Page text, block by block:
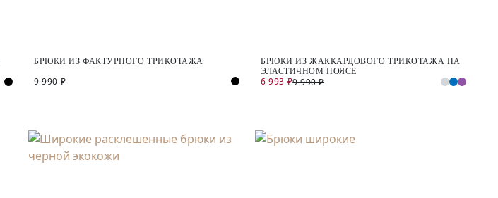
БРЮКИ ИЗ ФАКТУРНОГО ТРИКОТАЖА
9 990 ₽
БРЮКИ ИЗ ЖАККАРДОВОГО ТРИКОТАЖА НА
ЭЛАСТИЧНОМ ПОЯСЕ
6 993 ₽9 990 ₽